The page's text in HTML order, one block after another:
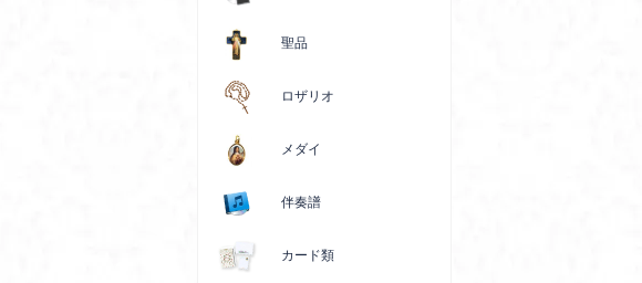
聖品
ロザリオ
メダイ
伴奏譜
カード類